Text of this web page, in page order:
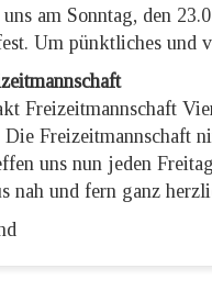
am Sonntag, den
Um pünktliches und
Freizeitmannschaft
Freizeitmannschaft
uns nun jeden
nah und fern ganz